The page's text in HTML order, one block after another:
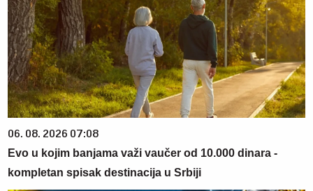
06. 08. 2026 07:08
Evo u kojim banjama važi vaučer od 10.000 dinara -
kompletan spisak destinacija u Srbiji